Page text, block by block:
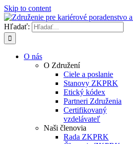
Skip to content
Hľadať:
O nás
O Združení
Ciele a poslanie
Stanovy ZKPRK
Etický kódex
Partneri Združenia
Certifikovaný
vzdelávateľ
Naši členovia
Rada ZKPRK